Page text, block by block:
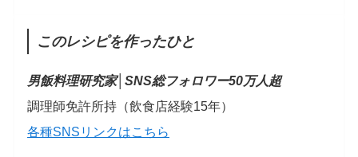
このレシピを作ったひと
男飯料理研究家│SNS総フォロワー50万人超
調理師免許所持（飲食店経験15年）
各種SNSリンクはこちら